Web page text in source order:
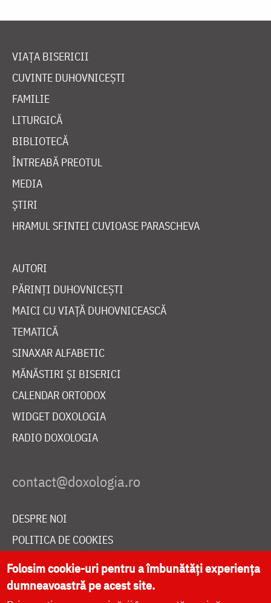
VIAȚA BISERICII
CUVINTE DUHOVNICEȘTI
FAMILIE
LITURGICĂ
BIBLIOTECĂ
ÎNTREABĂ PREOTUL
MEDIA
ȘTIRI
HRAMUL SFINTEI CUVIOASE PARASCHEVA
AUTORI
PĂRINȚI DUHOVNICEȘTI
MAICI CU VIAȚĂ DUHOVNICEASCĂ
TEMATICĂ
SINAXAR ALFABETIC
MĂNĂSTIRI ȘI BISERICI
CALENDAR ORTODOX
WIDGET DOXOLOGIA
RADIO DOXOLOGIA
DESPRE NOI
POLITICA DE COOKIES
DONEAZĂ ONLINE PENTRU CATEDRALA NAȚIONALĂ
Folosim cookie-uri pentru a îmbunătăți experiența
dumneavoastră pe acest site.